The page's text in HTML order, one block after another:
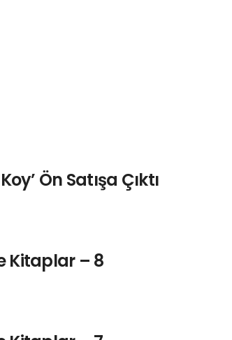
Ön Satışa Çıktı
Kitaplar – 8